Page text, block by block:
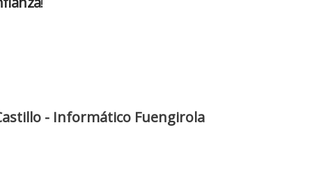
- Informático Fuengirola